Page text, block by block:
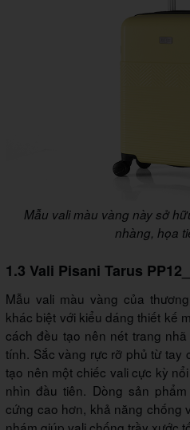
Mẫu vali màu vàng này sở
nhàng, họa
1.3 Vali Pisani Tarus
Mẫu vali màu vàng của
khác biệt với kiểu dáng thiết kế
cách đều tạo nên nét trang
tính. Sắc vàng rực rỡ phủ từ tay
tạo nên một chiếc vali cực kỳ
nhìn đầu tiên. Dòng sản
cứng cao hơn, khả năng chống